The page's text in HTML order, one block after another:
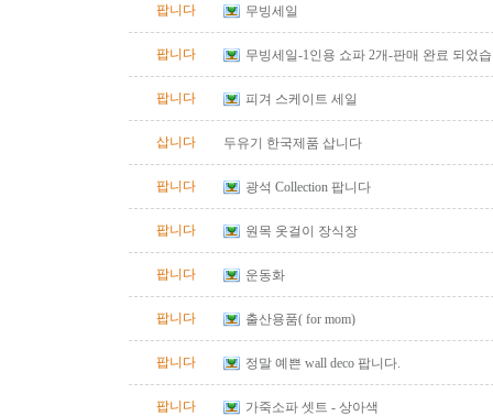
팝니다
무빙세일
팝니다 무빙세일-1인용 쇼파 2개-판매 완료 되었
팝니다 피겨 스케이트 세일
삽니다 두유기 한국제품 삽니다
팝니다 광석 Collection 팝니다
팝니다 원목 옷걸이 장식장
팝니다 운동화
팝니다 출산용품( for mom)
팝니다 정말 예쁜 wall deco 팝니다.
팝니다 가죽소파 셋트 - 상아색